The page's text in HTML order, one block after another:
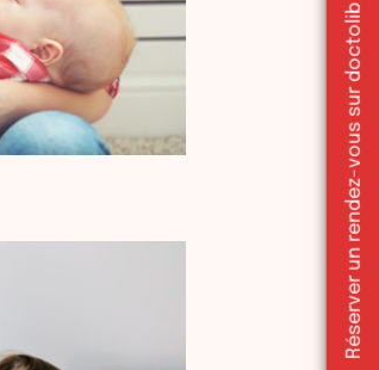
Réserver un rendez-vous sur doctolib